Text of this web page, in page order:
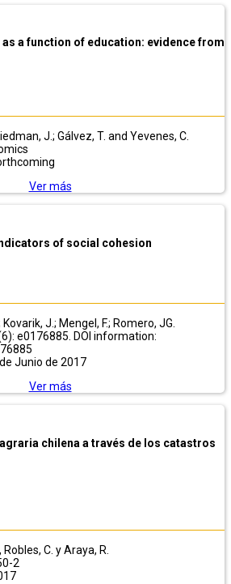
a function of education: evidence from
J.; Gálvez, T. and Yevenes, C.
Ver más
of social cohesion
J.; Mengel, F.; Romero, JG.
e0176885. DOI information:
Junio de 2017
Ver más
chilena a través de los catastros
C. y Araya, R.
2